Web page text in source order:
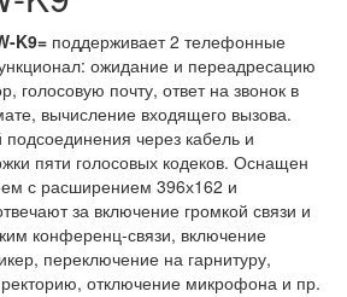
K9= поддерживает 2 телефонные
ожидание и переадресацию
голосовую почту, ответ на звонок в
вычисление входящего вызова.
через кабель и
пяти голосовых кодеков. Оснащен
с расширением 396х162 и
за включение громкой связи и
конференц-связи, включение
переключение на гарнитуру,
отключение микрофона и пр.